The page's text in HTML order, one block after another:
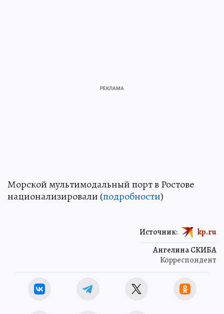
Морской мультимодальный порт в Ростове
национализировали (подробности)
Ангелина СКИБА
Корреспондент
Источник: kp.ru